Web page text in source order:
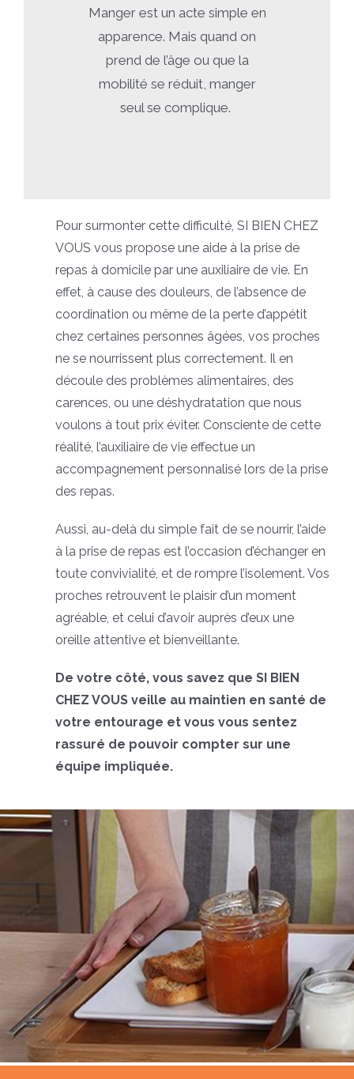
Manger est un acte simple en
apparence. Mais quand on
prend de l’âge ou que la
mobilité se réduit, manger
seul se complique.
Pour surmonter cette difficulté, SI BIEN CHEZ
VOUS vous propose une aide à la prise de
repas à domicile par une auxiliaire de vie. En
effet, à cause des douleurs, de l’absence de
coordination ou même de la perte d’appétit
chez certaines personnes âgées, vos proches
ne se nourrissent plus correctement. Il en
découle des problèmes alimentaires, des
carences, ou une déshydratation que nous
voulons à tout prix éviter. Consciente de cette
réalité, l’auxiliaire de vie effectue un
accompagnement personnalisé lors de la prise
des repas.
Aussi, au-delà du simple fait de se nourrir, l’aide
à la prise de repas est l’occasion d’échanger en
toute convivialité, et de rompre l’isolement. Vos
proches retrouvent le plaisir d’un moment
agréable, et celui d’avoir auprès d’eux une
oreille attentive et bienveillante.
De votre côté, vous savez que SI BIEN
CHEZ VOUS veille au maintien en santé de
votre entourage et vous vous sentez
rassuré de pouvoir compter sur une
équipe impliquée.